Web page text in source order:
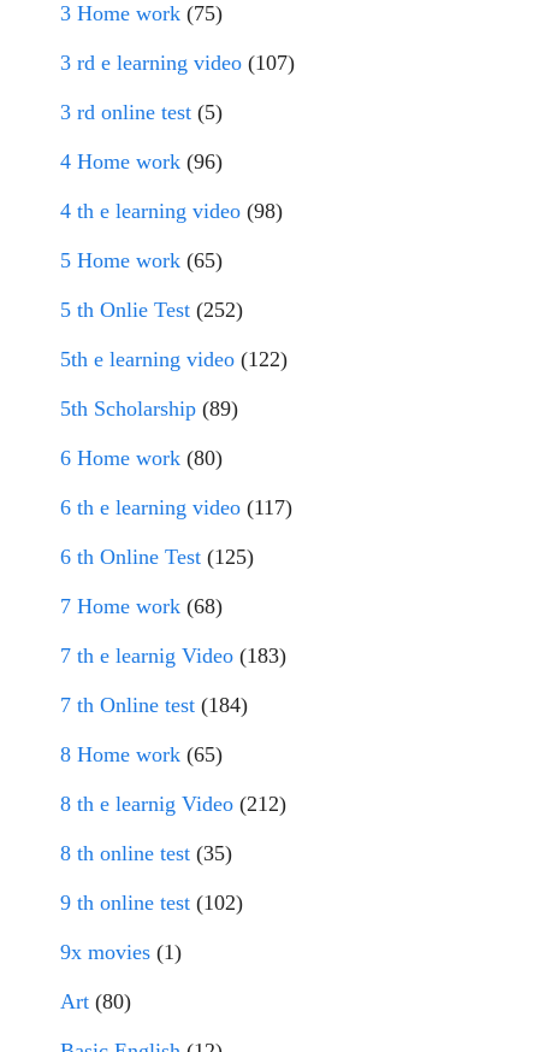
3 Home work (75)
3 rd e learning video (107)
3 rd online test (5)
4 Home work (96)
4 th e learning video (98)
5 Home work (65)
5 th Onlie Test (252)
5th e learning video (122)
5th Scholarship (89)
6 Home work (80)
6 th e learning video (117)
6 th Online Test (125)
7 Home work (68)
7 th e learnig Video (183)
7 th Online test (184)
8 Home work (65)
8 th e learnig Video (212)
8 th online test (35)
9 th online test (102)
9x movies (1)
Art (80)